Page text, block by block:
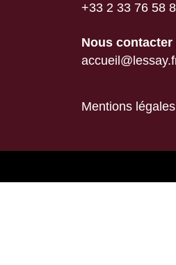
+33 2 33 76 58
Nous contacter
Mentions légales